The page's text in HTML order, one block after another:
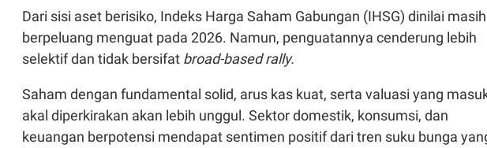
Dari sisi aset berisiko, Indeks Harga Saham Gabungan (IHSG) dinilai masih
berpeluang menguat pada 2026. Namun, penguatannya cenderung lebih
selektif dan tidak bersifat broad-based rally.
Saham dengan fundamental solid, arus kas kuat, serta valuasi yang
akal diperkirakan akan lebih unggul. Sektor domestik, konsumsi, dan
keuangan berpotensi mendapat sentimen positif dari tren suku bunga